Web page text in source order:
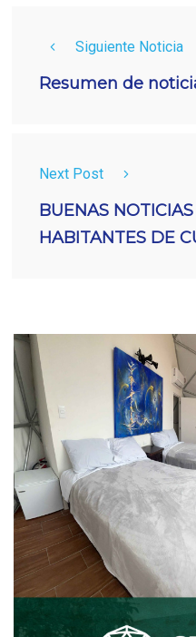
Siguiente Noticia
Resumen de
Next Post
BUENAS
HABITANTES DE